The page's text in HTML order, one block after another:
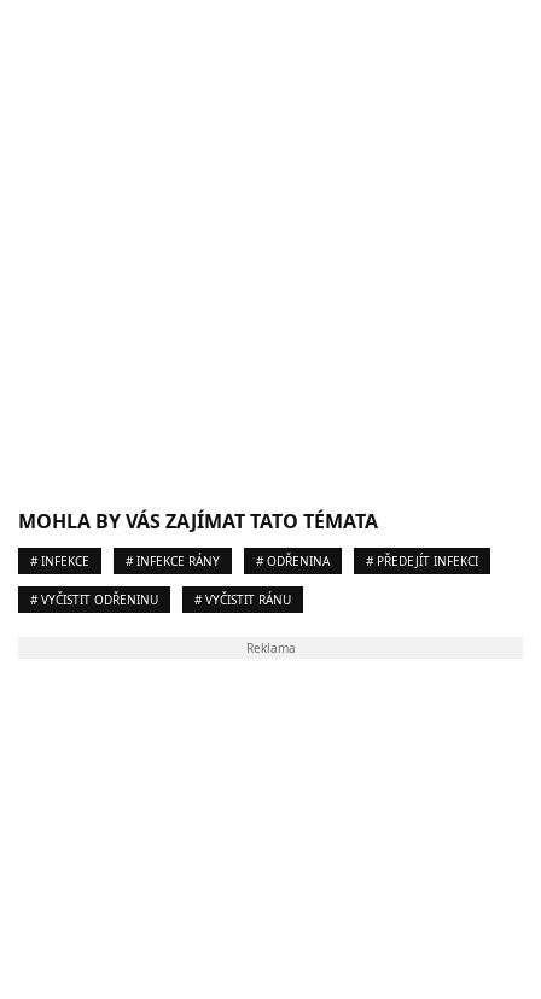
MOHLA BY VÁS ZAJÍMAT TATO TÉMATA
# INFEKCE # INFEKCE RÁNY # ODŘENINA # PŘEDEJÍT INFEKCI
# VYČISTIT ODŘENINU # VYČISTIT RÁNU
Reklama